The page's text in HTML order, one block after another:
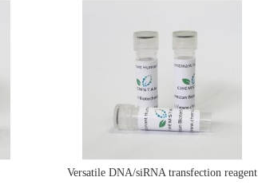
Versatile DNA/siRNA transfection reagent